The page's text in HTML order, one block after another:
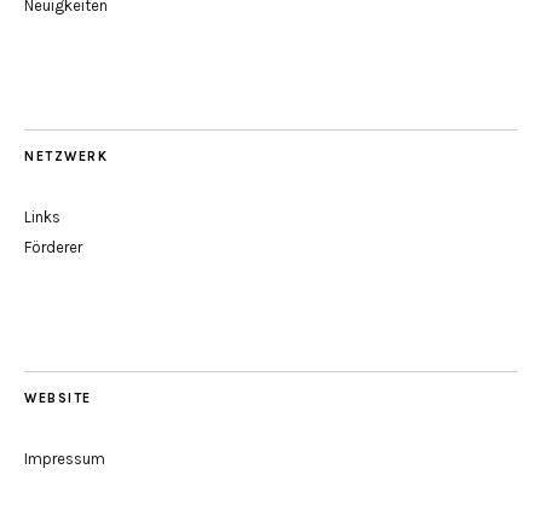
Neuigkeiten
NETZWERK
Links
Förderer
WEBSITE
Impressum